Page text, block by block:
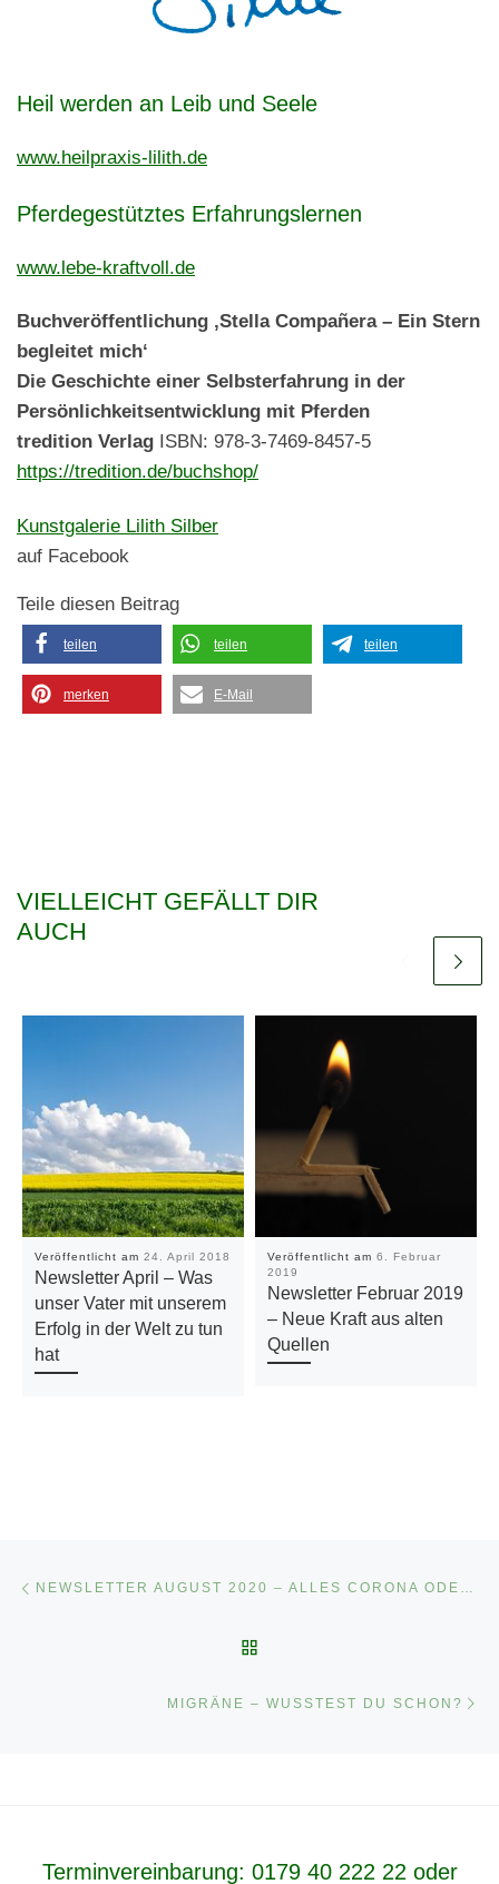
Heil werden an Leib und Seele
www.heilpraxis-lilith.de
Pferdegestütztes Erfahrungslernen
www.lebe-kraftvoll.de
Buchveröffentlichung ‚Stella Compañera – Ein Stern
begleitet mich‘
Die Geschichte einer Selbsterfahrung in der
Persönlichkeitsentwicklung mit Pferden
tredition Verlag ISBN: 978-3-7469-8457-5
https://tredition.de/buchshop/
Kunstgalerie Lilith Silber
auf Facebook
Teile diesen Beitrag
teilen teilen teilen
merken E-Mail
VIELLEICHT GEFÄLLT DIR
AUCH
Veröffentlicht am24. April 2018
Newsletter April – Was
unser Vater mit unserem
Erfolg in der Welt zu tun
hat
Veröffentlicht am6. Februar
2019
Newsletter Februar 2019
– Neue Kraft aus alten
Quellen
NEWSLETTER AUGUST 2020 – ALLES CORONA ODER WAS?
MIGRÄNE – WUSSTEST DU SCHON?
Terminvereinbarung: 0179 40 222 22oder